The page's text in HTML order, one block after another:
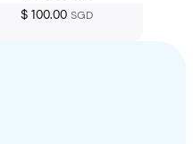
$ 100.00 SGD